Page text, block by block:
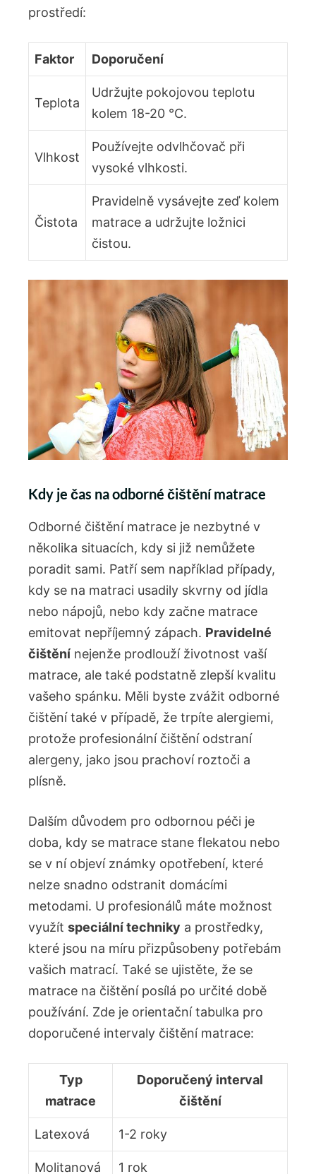
prostředí:
Faktor Doporučení
Teplota
Udržujte pokojovou teplotu
kolem 18-20 °C.
Vlhkost
Používejte odvlhčovač při
vysoké vlhkosti.
Čistota
Pravidelně vysávejte zeď kolem
matrace a udržujte ložnici
čistou.
Kdy je čas na odborné čištění matrace
Odborné čištění matrace je nezbytné v
několika situacích, kdy si již nemůžete
poradit sami. Patří sem například případy,
kdy se na matraci usadily skvrny od jídla
nebo nápojů, nebo kdy začne matrace
emitovat nepříjemný zápach. Pravidelné
čištění nejenže prodlouží životnost vaší
matrace, ale také podstatně zlepší kvalitu
vašeho spánku. Měli byste zvážit odborné
čištění také v případě, že trpíte alergiemi,
protože profesionální čištění odstraní
alergeny, jako jsou prachoví roztoči a
plísně.
Dalším důvodem pro odbornou péči je
doba, kdy se matrace stane flekatou nebo
se v ní objeví známky opotřebení, které
nelze snadno odstranit domácími
metodami. U profesionálů máte možnost
využít speciální techniky a prostředky,
které jsou na míru přizpůsobeny potřebám
vašich matrací. Také se ujistěte, že se
matrace na čištění posílá po určité době
používání. Zde je orientační tabulka pro
doporučené intervaly čištění matrace:
Typ
matrace
Doporučený interval
čištění
Latexová 1-2 roky
Molitanová 1 rok